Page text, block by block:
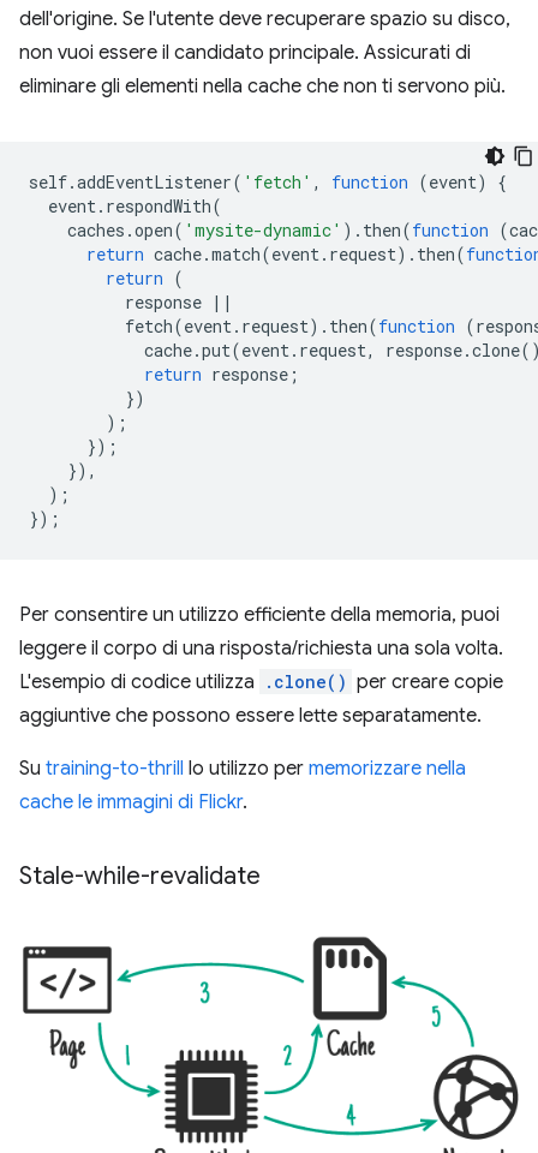
dell'origine. Se l'utente deve recuperare spazio su disco,
non vuoi essere il candidato principale. Assicurati di
eliminare gli elementi nella cache che non ti servono più.
self.addEventListener( 'fetch' , function (event)
{
event. respondWith(
caches .open( 'mysite-dynamic' ). then(function (
return cache.match(event. request). then(
return (
response ||
fetch(event. request). then(function (
cache.put(event. request, response.clone
return response ;
})
);
});
}),
);
});
Per consentire un utilizzo efficiente della memoria, puoi
leggere il corpo di una risposta/richiesta una sola volta.
L'esempio di codice utilizza
.clone() per creare copie
aggiuntive che possono essere lette separatamente.
Su training-to-thrill lo utilizzo per memorizzare nella
cache le immagini di Flickr.
Stale-while-revalidate